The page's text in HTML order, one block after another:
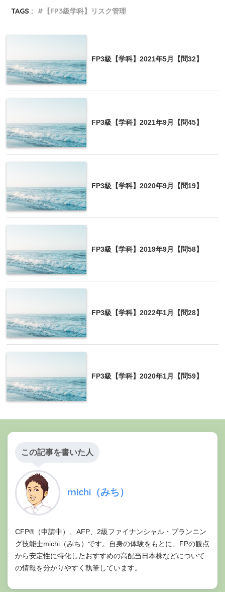
TAGS :
【FP3級学科】リスク管理
FP3級【学科】2021年5月【問32】
FP3級【学科】2021年9月【問45】
FP3級【学科】2020年9月【問19】
FP3級【学科】2019年9月【問58】
FP3級【学科】2022年1月【問28】
FP3級【学科】2020年1月【問59】
この記事を書いた人
michi（みち）
CFP®（申請中）、AFP、2級ファイナンシャル・プランニン
グ技能士michi（みち）です。自身の体験をもとに、FPの観点
から安定性に特化したおすすめの高配当日本株などについて
の情報を分かりやすく執筆しています。